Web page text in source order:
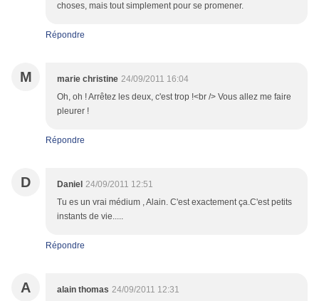
choses, mais tout simplement pour se promener.
Répondre
M marie christine 24/09/2011 16:04
Oh, oh ! Arrêtez les deux, c'est trop !<br /> Vous allez me faire
pleurer !
Répondre
D Daniel 24/09/2011 12:51
Tu es un vrai médium , Alain. C'est exactement ça.C'est petits
instants de vie.....
Répondre
A alain thomas 24/09/2011 12:31